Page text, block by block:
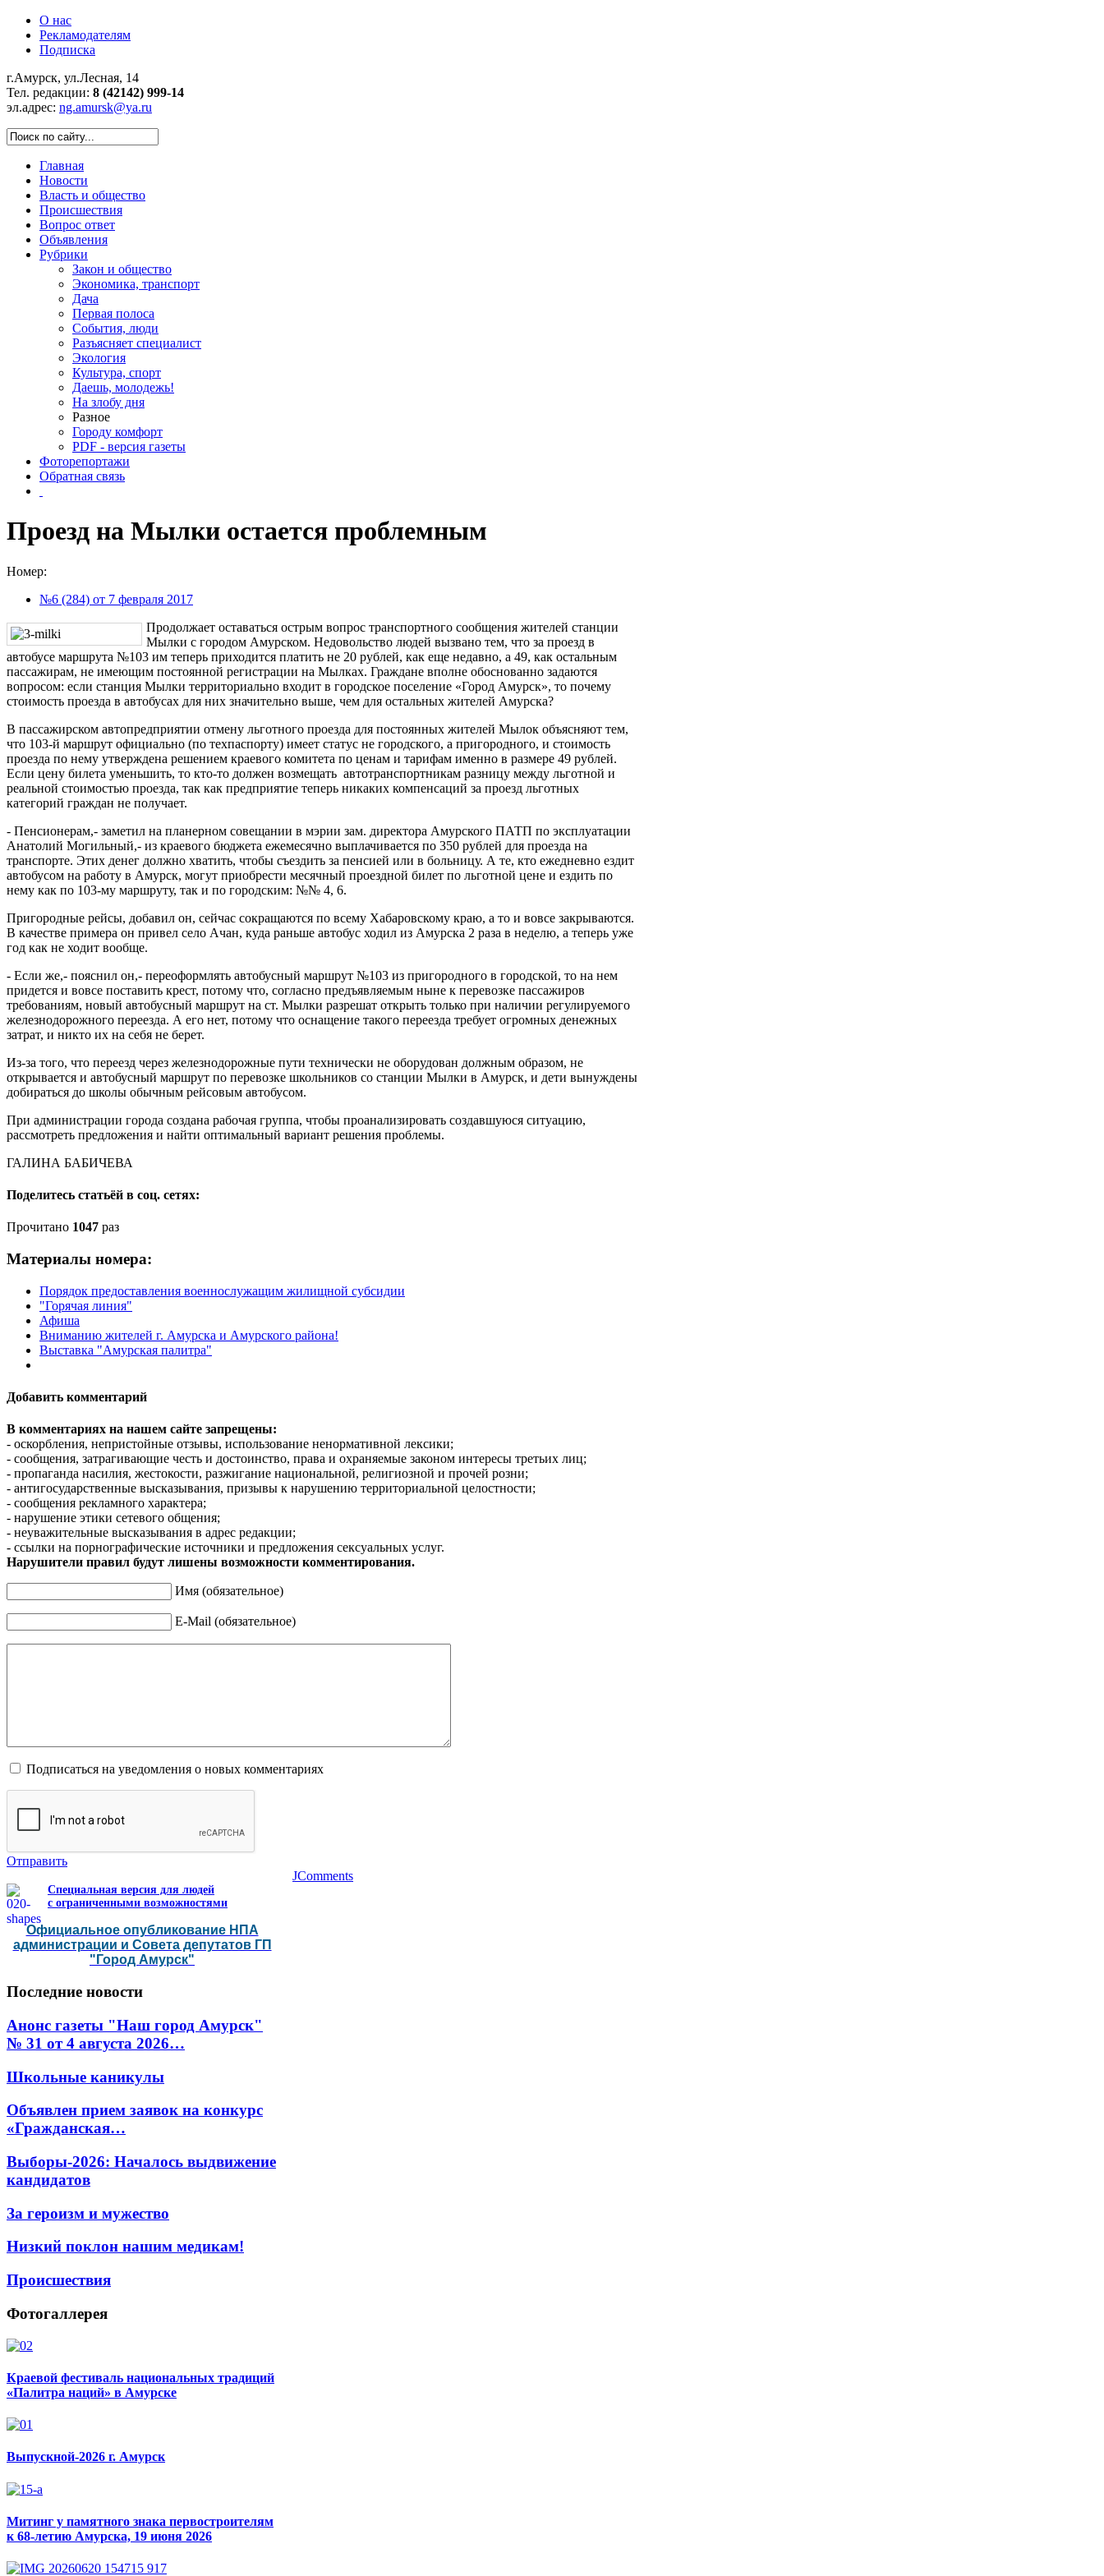
О нас
Рекламодателям
Подписка
г.Амурск, ул.Лесная, 14
Тел. редакции: 8 (42142) 999-14
эл.адрес: ng.amursk@ya.ru
Главная
Новости
Власть и общество
Происшествия
Вопрос ответ
Объявления
Рубрики
Закон и общество
Экономика, транспорт
Дача
Первая полоса
События, люди
Разъясняет специалист
Экология
Культура, спорт
Даешь, молодежь!
На злобу дня
Разное
Городу комфорт
PDF - версия газеты
Фоторепортажи
Обратная связь
Проезд на Мылки остается проблемным
Номер:
№6 (284) от 7 февраля 2017
Продолжает оставаться острым вопрос транспортного сообщения жителей станции
Мылки с городом Амурском. Недовольство людей вызвано тем, что за проезд в
автобусе маршрута №103 им теперь приходится платить не 20 рублей, как еще недавно, а 49, как остальным
пассажирам, не имеющим постоянной регистрации на Мылках. Граждане вполне обоснованно задаются
вопросом: если станция Мылки территориально входит в городское поселение «Город Амурск», то почему
стоимость проезда в автобусах для них значительно выше, чем для остальных жителей Амурска?
В пассажирском автопредприятии отмену льготного проезда для постоянных жителей Мылок объясняют тем,
что 103-й маршрут официально (по техпаспорту) имеет статус не городского, а пригородного, и стоимость
проезда по нему утверждена решением краевого комитета по ценам и тарифам именно в размере 49 рублей.
Если цену билета уменьшить, то кто-то должен возмещать автотранспортникам разницу между льготной и
реальной стоимостью проезда, так как предприятие теперь никаких компенсаций за проезд льготных
категорий граждан не получает.
- Пенсионерам,- заметил на планерном совещании в мэрии зам. директора Амурского ПАТП по эксплуатации
Анатолий Могильный,- из краевого бюджета ежемесячно выплачивается по 350 рублей для проезда на
транспорте. Этих денег должно хватить, чтобы съездить за пенсией или в больницу. А те, кто ежедневно ездит
автобусом на работу в Амурск, могут приобрести месячный проездной билет по льготной цене и ездить по
нему как по 103-му маршруту, так и по городским: №№ 4, 6.
Пригородные рейсы, добавил он, сейчас сокращаются по всему Хабаровскому краю, а то и вовсе закрываются.
В качестве примера он привел село Ачан, куда раньше автобус ходил из Амурска 2 раза в неделю, а теперь уже
год как не ходит вообще.
- Если же,- пояснил он,- переоформлять автобусный маршрут №103 из пригородного в городской, то на нем
придется и вовсе поставить крест, потому что, согласно предъявляемым ныне к перевозке пассажиров
требованиям, новый автобусный маршрут на ст. Мылки разрешат открыть только при наличии регулируемого
железнодорожного переезда. А его нет, потому что оснащение такого переезда требует огромных денежных
затрат, и никто их на себя не берет.
Из-за того, что переезд через железнодорожные пути технически не оборудован должным образом, не
открывается и автобусный маршрут по перевозке школьников со станции Мылки в Амурск, и дети вынуждены
добираться до школы обычным рейсовым автобусом.
При администрации города создана рабочая группа, чтобы проанализировать создавшуюся ситуацию,
рассмотреть предложения и найти оптимальный вариант решения проблемы.
ГАЛИНА БАБИЧЕВА
Поделитесь статьёй в соц. сетях:
Прочитано 1047 раз
Материалы номера:
Порядок предоставления военнослужащим жилищной субсидии
"Горячая линия"
Афиша
Вниманию жителей г. Амурска и Амурского района!
Выставка "Амурская палитра"
Добавить комментарий
В комментариях на нашем сайте запрещены:
- оскорбления, непристойные отзывы, использование ненормативной лексики;
- сообщения, затрагивающие честь и достоинство, права и охраняемые законом интересы третьих лиц;
- пропаганда насилия, жестокости, разжигание национальной, религиозной и прочей розни;
- антигосударственные высказывания, призывы к нарушению территориальной целостности;
- сообщения рекламного характера;
- нарушение этики сетевого общения;
- неуважительные высказывания в адрес редакции;
- ссылки на порнографические источники и предложения сексуальных услуг.
Нарушители правил будут лишены возможности комментирования.
Имя (обязательное)
E-Mail (обязательное)
Подписаться на уведомления о новых комментариях
Отправить
JComments
Специальная версия для людей
с ограниченными возможностями
Официальное опубликование НПА
администрации и Совета депутатов ГП
"Город Амурск"
Последние новости
Анонс газеты "Наш город Амурск"
№ 31 от 4 августа 2026…
Школьные каникулы
Объявлен прием заявок на конкурс
«Гражданская…
Выборы-2026: Началось выдвижение
кандидатов
За героизм и мужество
Низкий поклон нашим медикам!
Происшествия
Фотогаллерея
Краевой фестиваль национальных традиций
«Палитра наций» в Амурске
Выпускной-2026 г. Амурск
Митинг у памятного знака первостроителям
к 68-летию Амурска, 19 июня 2026